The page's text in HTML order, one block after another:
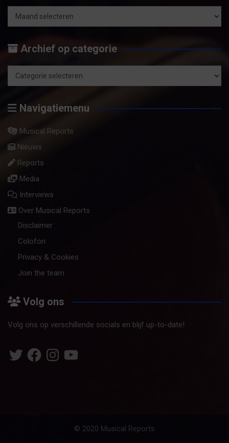
Archief
maandArchief op categorie
Archief
categorie
Navigatiemenu
Musical Reports
Nieuws
Reports
Media
Interviews
Over Musical Reports
Disclaimer
Colofon
Privacy & Cookies
Join the team
Volg ons
Volg ons op verschillende socials en blijf up-to-date!
TwitterFacebookInstagram
YouTube
© 2020 Musical Reports